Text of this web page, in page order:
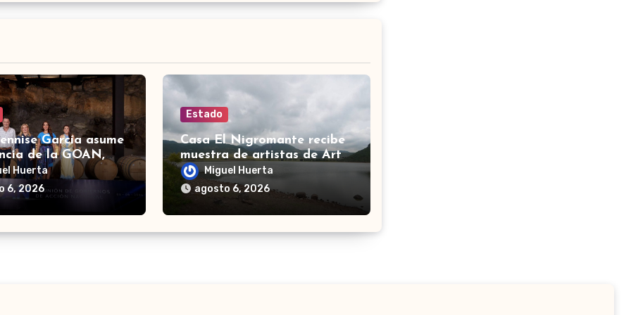
García asume
de la GOAN,
de gobernadores
Nacional
Huerta
6, 2026
Estado
Casa El Nigromante recibe
muestra de artistas de Arte
Ranchero Pandillero
Miguel Huerta
agosto 6, 2026